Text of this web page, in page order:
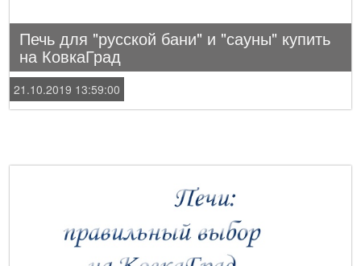
Печь для "русской бани" и "сауны" купить
на КовкаГрад
21.10.2019 13:59:00